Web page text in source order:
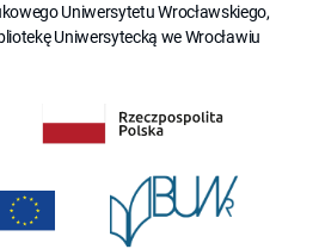
Uniwersytetu Wrocławskiego,
Uniwersytecką we Wrocławiu